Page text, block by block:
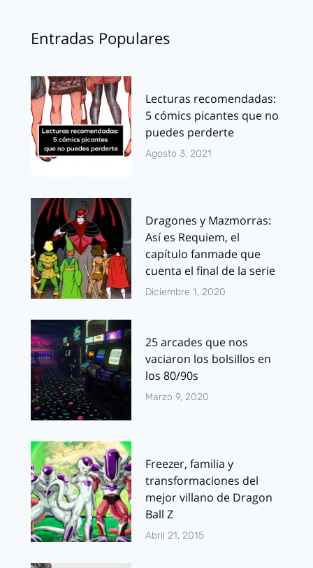
Entradas Populares
Lecturas recomendadas:
5 cómics picantes que no
puedes perderte
Agosto 3, 2021
Dragones y Mazmorras:
Así es Requiem, el
capítulo fanmade que
cuenta el final de la serie
Diciembre 1, 2020
25 arcades que nos
vaciaron los bolsillos en
los 80/90s
Marzo 9, 2020
Freezer, familia y
transformaciones del
mejor villano de Dragon
Ball Z
Abril 21, 2015